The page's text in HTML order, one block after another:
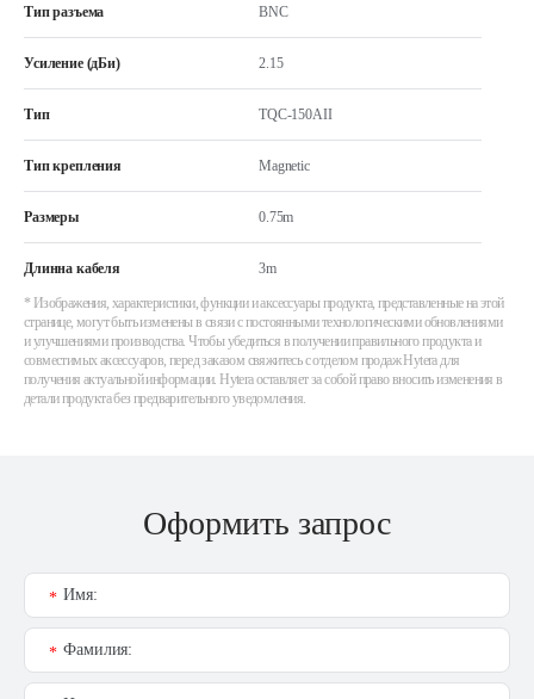
Тип разъема BNC
Усиление (дБи) 2.15
Тип TQC-150AII
Тип крепления Magnetic
Размеры 0.75m
Длинна кабеля 3m
* Изображения, характеристики, функции и аксессуары продукта, представленные на этой
странице, могут быть изменены в связи с постоянными технологическими обновлениями
и улучшениями производства. Чтобы убедиться в получении правильного продукта и
совместимых аксессуаров, перед заказом свяжитесь с отделом продаж Hytera для
получения актуальной информации. Hytera оставляет за собой право вносить изменения в
детали продукта без предварительного уведомления.
Оформить запрос
Имя:
*
Фамилия:
*